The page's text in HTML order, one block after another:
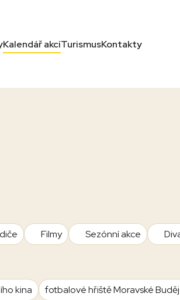
Kalendář akcíTurismusKontakty
Filmy Sezónní akce
kina
fotbalové hřiště Moravské